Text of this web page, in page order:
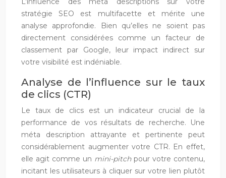
stratégie SEO est multifacette et mérite une
analyse approfondie. Bien qu’elles ne soient pas
directement considérées comme un facteur de
classement par Google, leur impact indirect sur
votre visibilité est indéniable.
Analyse de l’influence sur le taux
de clics (CTR)
Le taux de clics est un indicateur crucial de la
performance de vos résultats de recherche. Une
méta description attrayante et pertinente peut
considérablement augmenter votre CTR. En effet,
elle agit comme un mini-pitch pour votre contenu,
incitant les utilisateurs à cliquer sur votre lien plutôt